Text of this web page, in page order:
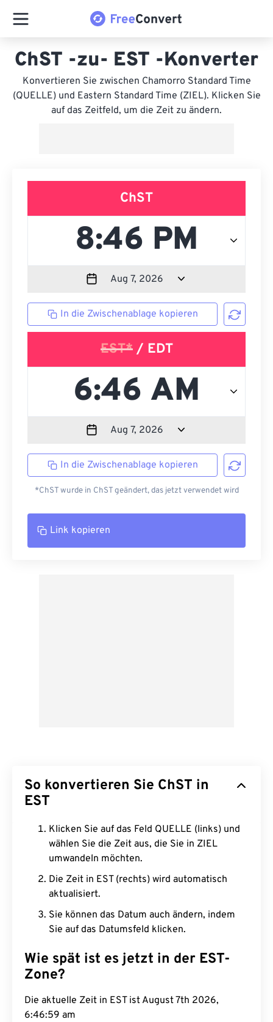
ChST -zu- EST -Konverter
Konvertieren Sie zwischen Chamorro Standard Time
(QUELLE) und Eastern Standard Time (ZIEL). Klicken Sie
auf das Zeitfeld, um die Zeit zu ändern.
ChST
In die Zwischenablage kopieren
EST*/ EDT
In die Zwischenablage kopieren
*ChST wurde in ChST geändert, das jetzt verwendet wird
Link kopieren
So konvertieren Sie ChST in
EST
Klicken Sie auf das Feld QUELLE (links) und
wählen Sie die Zeit aus, die Sie in ZIEL
umwandeln möchten.
Die Zeit in EST (rechts) wird automatisch
aktualisiert.
Sie können das Datum auch ändern, indem
Sie auf das Datumsfeld klicken.
Wie spät ist es jetzt in der EST-
Zone?
Die aktuelle Zeit in EST ist August 7th 2026,
6:47:00 am